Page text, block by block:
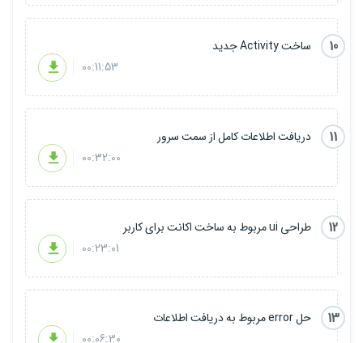
10
ساخت Activity جدید
00:11:53
11
دریافت اطلاعات کامل از سمت سرور
00:32:00
12
طراحی ui مربوط به ساخت اکانت برای کاربر
00:23:01
13
حل error مربوط به دریافت اطلاعات
00:06:30